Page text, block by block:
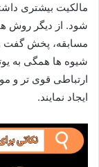
مالکیت بیشتری
شود. از دیگر روش
مسابقه، پخش گفت
شیوه ها همگی به
ارتباطی قوی‌ تر و
ایجاد نمایند.